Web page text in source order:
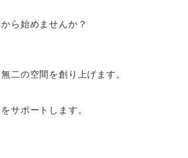
ら始めませんか？
二の空間を創り上げます。
サポートします。